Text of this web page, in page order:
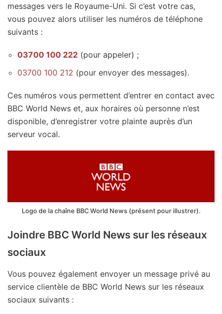
messages vers le Royaume-Uni. Si c’est votre cas,
vous pouvez alors utiliser les numéros de téléphone
suivants :
03700 100 222 (pour appeler) ;
03700 100 212 (pour envoyer des messages).
Ces numéros vous permettent d’entrer en contact avec
BBC World News et, aux horaires où personne n’est
disponible, d’enregistrer votre plainte auprès d’un
serveur vocal.
Logo de la chaîne BBC World News (présent pour illustrer).
Joindre BBC World News sur les réseaux
sociaux
Vous pouvez également envoyer un message privé au
service clientèle de BBC World News sur les réseaux
sociaux suivants :